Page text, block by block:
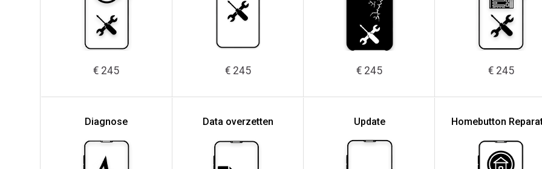
€ 245 € 245 € 245 € 245
Diagnose Data overzetten Update Homebutton